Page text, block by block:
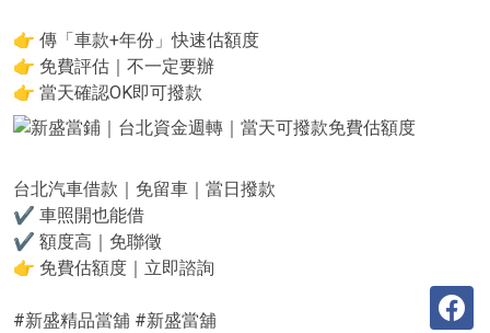
👉 傳「車款+年份」快速估額度
👉 免費評估｜不一定要辦
👉 當天確認OK即可撥款
台北汽車借款｜免留車｜當日撥款
✔ 車照開也能借
✔ 額度高｜免聯徵
👉 免費估額度｜立即諮詢
#新盛精品當舖 #新盛當舖